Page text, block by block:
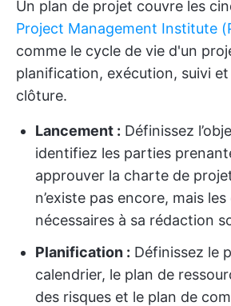
Un plan de projet couvre les
Project Management Institute
comme le cycle de vie d'un
planification, exécution, suivi
clôture.
Lancement : Définissez
identifiez les parties
approuver la charte de
n’existe pas encore, mais
nécessaires à sa rédaction
Planification : Définissez le
calendrier, le plan de
des risques et le plan de